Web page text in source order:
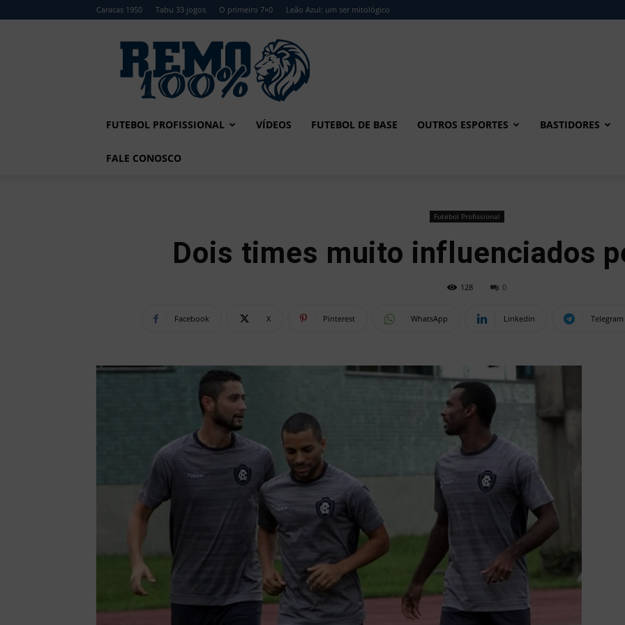
Caracas 1950 Tabu 33 jogos O primeiro 7×0 Leão Azul: um ser mitológico
Remo
FUTEBOL PROFISSIONAL VÍDEOS FUTEBOL DE BASE OUTROS ESPORTES BASTIDORES
FALE CONOSCO
Futebol Profissional
Dois times muito influenciados
128 0
Facebook X Pinterest WhatsApp Linkedin Telegram